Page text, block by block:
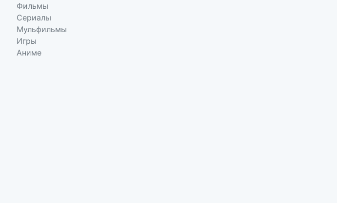
Фильмы
Сериалы
Мульфильмы
Игры
Аниме